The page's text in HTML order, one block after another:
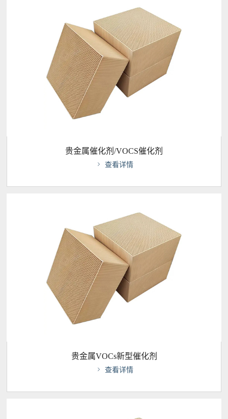
贵金属催化剂/VOCS催化剂
 查看详情
贵金属VOCs新型催化剂
 查看详情